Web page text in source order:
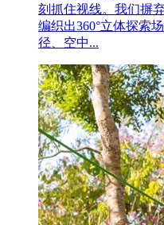
刻抓住视线。我们摒
编织出360°立体探索
径、空中...